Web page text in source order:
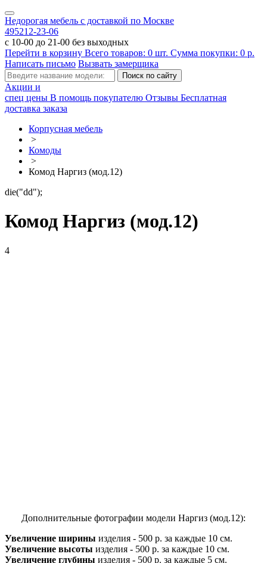
Недорогая мебель с доставкой по Москве
495212-23-06
с 10-00 до 21-00 без выходных
Перейти в корзину Всего товаров: 0 шт. Сумма покупки: 0 р.
Написать письмо Вызвать замерщика
Акции и
спец цены В помощь покупателю Отзывы Бесплатная
доставка заказа
Корпусная мебель
>
Комоды
>
Комод Наргиз (мод.12)
die("dd");
Комод Наргиз (мод.12)
4
Дополнительные фотографии модели Наргиз (мод.12):
Увеличение ширины изделия - 500 р. за каждые 10 см.
Увеличение высоты изделия - 500 р. за каждые 10 см.
Увеличение глубины изделия - 500 р. за каждые 5 см.